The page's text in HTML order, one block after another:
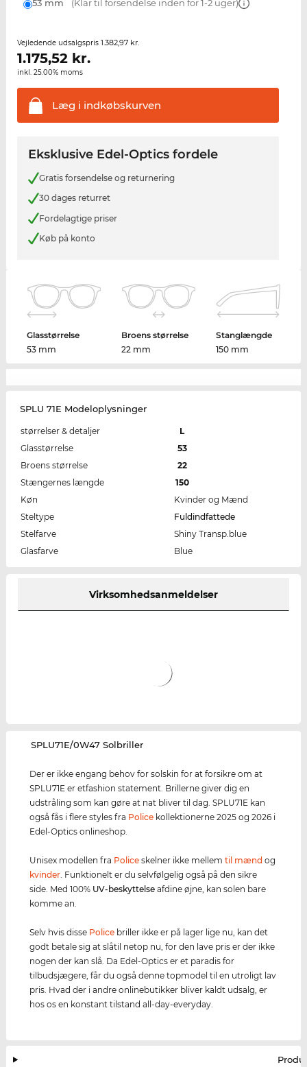
53 mm (Klar til forsendelse inden for 1-2 uger)
Vejledende udsalgspris 1.382,97 kr.
1.175,52kr.
inkl. 25.00% moms
Læg i indkøbskurven
Eksklusive Edel-Optics fordele
Gratis forsendelse og returnering
30 dages returret
Fordelagtige priser
Køb på konto
Glasstørrelse
53 mm
Broens størrelse
22 mm
Stanglængde
150 mm
SPLU 71E Modeloplysninger
størrelser & detaljer
L
Glasstørrelse
53
Broens størrelse
22
Stængernes længde
150
Køn
Kvinder og Mænd
Steltype
Fuldindfattede
Stelfarve
Shiny Transp.blue
Glasfarve
Blue
Virksomhedsanmeldelser
‌SPLU71E/0W47 Solbriller
Der er ikke engang behov for solskin for at forsikre om at
SPLU71E er etfashion statement. Brillerne giver dig en
udstråling som kan gøre at nat bliver til dag. SPLU71E kan
også fås i flere styles fra Police kollektionerne 2025 og 2026 i
Edel-Optics onlineshop.
Unisex modellen fra Police skelner ikke mellemtil mænd og
kvinder . Funktionelt er du selvfølgelig også på den sikre
side. Med 100% UV-beskyttelse afdine øjne, kan solen bare
komme an.
Selv hvis disse Police briller ikke er på lager lige nu, kan det
godt betale sig at slåtil netop nu, for den lave pris er der ikke
nogen der kan slå. Da Edel-Optics er et paradis for
tilbudsjægere, får du også denne topmodel til en utroligt lav
pris. Hvad der i andre onlinebutikker bliver kaldt udsalg, er
hos os en konstant tilstand all-day-everyday.